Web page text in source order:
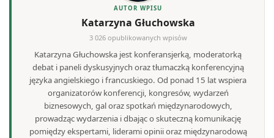
AUTOR WPISU
Katarzyna Głuchowska
3 026 opublikowanych wpisów
Katarzyna Głuchowska jest konferansjerką, moderatorką
debat i paneli dyskusyjnych oraz tłumaczką konferencyjną
języka angielskiego i francuskiego. Od ponad 15 lat wspiera
organizatorów konferencji, kongresów, wydarzeń
biznesowych, gal oraz spotkań międzynarodowych,
prowadząc wydarzenia i dbając o skuteczną komunikację
pomiędzy ekspertami, liderami opinii oraz międzynarodową